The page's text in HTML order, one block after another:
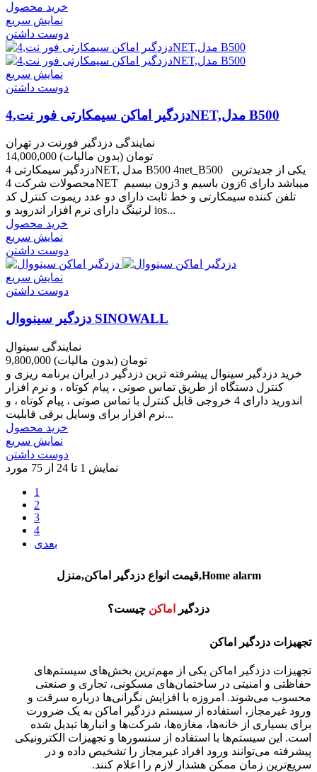
خرید محصول
نمایش سریع
دوست داشتن
نمایش سریع
دوست داشتن
دزدگیر اماکن سیمکارتی فور نت,4NET,مدل B500
نمایندگی دزدگیر فورنت در تهران
14,000,000 تومان (بدون مالیات)
دزدگیر سیمکارتی 4NET, مدل B500 4net_B500 یکی از جدیدترین
محصولات شرکت 4NET میباشد دارای 6زون باسیم و 3زون بیسیم
تلفن کننده سیمکارتی و خط ثابت دارای دو عدد ریموت کنترل کد
لرنینگ دارای نرم افزار اندروید و ios...
خرید محصول
نمایش سریع
دوست داشتن
نمایش سریع
دوست داشتن
دزدگیر سینووال SINOWALL
نمایندگی سینوال
9,800,000 تومان (بدون مالیات)
خرید دزدگیر سینوال پیشرفته ترین دزدگیر در ایران برنامه ریزی و
کنترل دستگاه از طریق تماس صوتی ، پیام کوتاه ، و نرم افزار
اندورید دارای 4 خروجی قابل کنترل با تماس صوتی ، پیام کوتاه ، و
نرم افزار برای وسایل برقی قابلیت...
خرید محصول
نمایش سریع
دوست داشتن
نمایش 1 تا 24 از 75 مورد
1
2
3
4
بعدی
قیمت انواع دزدگیر اماکن,منزل,Home alarm
دزدگیر اماکن چیست؟
تجهیزات دزدگیر اماکن
تجهیزات دزدگیر اماکن یکی از مهم‌ترین بخش‌های سیستم‌های
حفاظتی و امنیتی در ساختمان‌های مسکونی، تجاری و صنعتی
محسوب می‌شوند. امروزه با افزایش نگرانی‌ها درباره سرقت و
ورود غیرمجاز، استفاده از سیستم دزدگیر اماکن به یک ضرورت
برای بسیاری از خانه‌ها، مغازه‌ها، شرکت‌ها و انبارها تبدیل شده
است. این سیستم‌ها با استفاده از سنسورها و تجهیزات الکترونیکی
پیشرفته می‌توانند ورود افراد غیرمجاز را تشخیص داده و در
سریع‌ترین زمان ممکن هشدار لازم را اعلام کنند.